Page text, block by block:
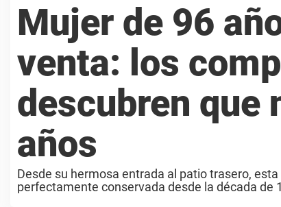
Mujer de 96
venta: los
descubren que
años
Desde su hermosa entrada al patio trasero,
perfectamente conservada desde la década de